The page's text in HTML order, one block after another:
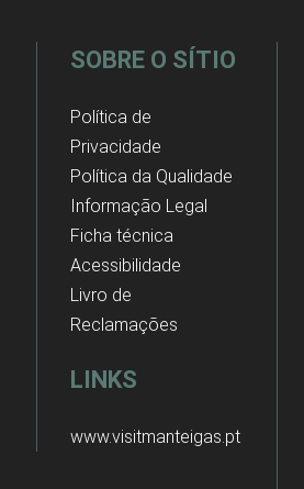
SOBRE O SÍTIO
Política de
Privacidade
Política da Qualidade
Informação Legal
Ficha técnica
Acessibilidade
Livro de
Reclamações
LINKS
www.visitmanteigas.pt